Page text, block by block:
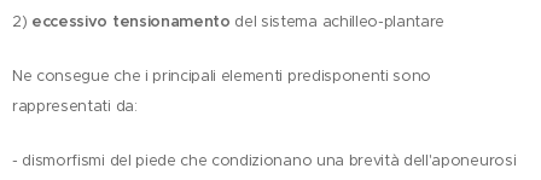
2) eccessivo tensionamento del sistema achilleo-plantare
Ne consegue che i principali elementi predisponenti sono
rappresentati da:
- dismorfismi del piede che condizionano una brevità dell'aponeurosi